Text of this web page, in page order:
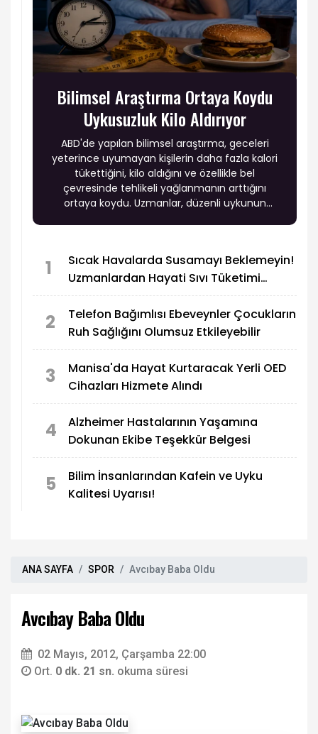
Bilimsel Araştırma Ortaya Koydu
Uykusuzluk Kilo Aldırıyor
ABD'de yapılan bilimsel araştırma, geceleri
yeterince uyumayan kişilerin daha fazla kalori
tükettiğini, kilo aldığını ve özellikle bel
çevresinde tehlikeli yağlanmanın arttığını
ortaya koydu. Uzmanlar, düzenli uykunun
1
Sıcak Havalarda Susamayı Beklemeyin!
Uzmanlardan Hayati Sıvı Tüketimi
2
Telefon Bağımlısı Ebeveynler Çocukların
Ruh Sağlığını Olumsuz Etkileyebilir
3
Manisa'da Hayat Kurtaracak Yerli OED
Cihazları Hizmete Alındı
4
Alzheimer Hastalarının Yaşamına
Dokunan Ekibe Teşekkür Belgesi
5
Bilim İnsanlarından Kafein ve Uyku
Kalitesi Uyarısı!
ANA SAYFA SPOR Avcıbay Baba Oldu
Avcıbay Baba Oldu
02 Mayıs, 2012, Çarşamba 22:00
Ort. 0 dk. 21 sn. okuma süresi